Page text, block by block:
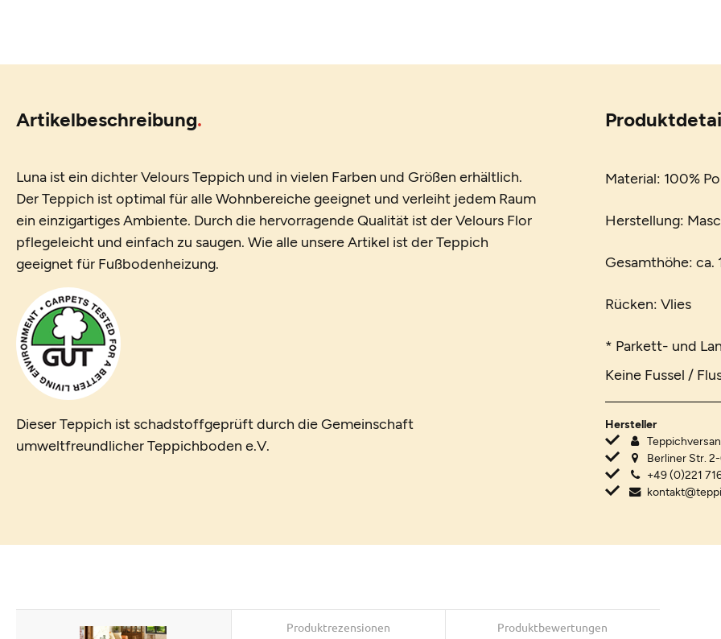
Artikelbeschreibung
Luna ist ein dichter Velours Teppich und in vielen Farben und Größen erhältlich.
Der Teppich ist optimal für alle Wohnbereiche geeignet und verleiht jedem Raum
ein einzigartiges Ambiente. Durch die hervorragende Qualität ist der Velours Flor
pflegeleicht und einfach zu saugen. Wie alle unsere Artikel ist der Teppich
geeignet für Fußbodenheizung.
Dieser Teppich ist schadstoffgeprüft durch die Gemeinschaft
umweltfreundlicher Teppichboden e.V.
Material: 100%
Herstellung:
Gesamthöhe: ca.
Rücken: Vlies
* Parkett- und
Keine Fussel /
Hersteller
Berliner Str.
+49 (0)221
Produktrezensionen Produktbewertungen